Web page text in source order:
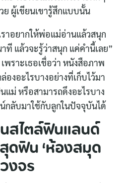
ย ผู้เขียนเขารู้สึกแบบนั้น
าอยากให้พ่อแม่อ่านแล้วสนุก
ที แล้วจะรู้ว่าสนุก แค่คำนี้เลย”
พราะเธอเชื่อว่า หนังสือภาพ
งอะไรบางอย่างที่เก็บไว้มา
ม่ หรือสามารถดึงอะไรบาง
กลับมาใช้กับลูกในปัจจุบันได้
สไตล์ฟินแลนด์
ดฟิน ‘ห้องสมุด
งจร